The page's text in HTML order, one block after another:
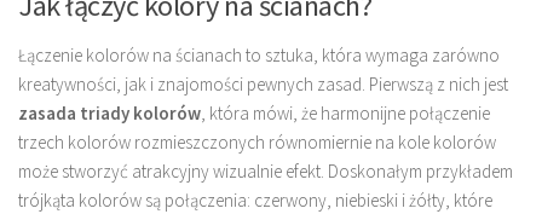
Łączenie kolorów na ścianach to sztuka, która wymaga zarówno
kreatywności, jak i znajomości pewnych zasad. Pierwszą z nich jest
zasada triady kolorów, która mówi, że harmonijne połączenie
trzech kolorów rozmieszczonych równomiernie na kole kolorów
może stworzyć atrakcyjny wizualnie efekt. Doskonałym przykładem
trójkąta kolorów są połączenia: czerwony, niebieski i żółty, które